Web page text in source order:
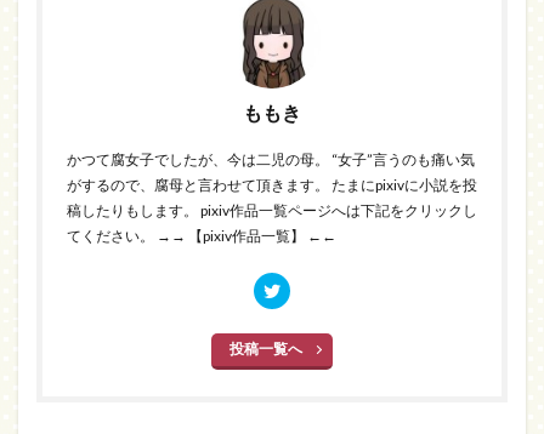
ももき
かつて腐女子でしたが、今は二児の母。 “女子”言うのも痛い気
がするので、腐母と言わせて頂きます。 たまにpixivに小説を投
稿したりもします。 pixiv作品一覧ページへは下記をクリックし
てください。
→→ 【pixiv作品一覧】 ←←
投稿一覧へ